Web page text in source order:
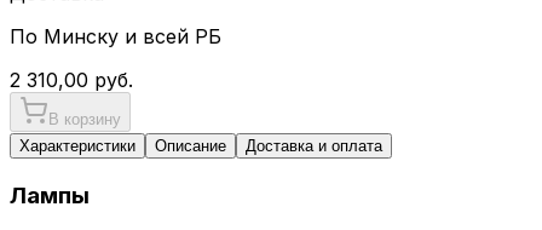
По Минску и всей РБ
2 310,00 руб.
В корзину
Характеристики
Описание Доставка и оплата
Лампы